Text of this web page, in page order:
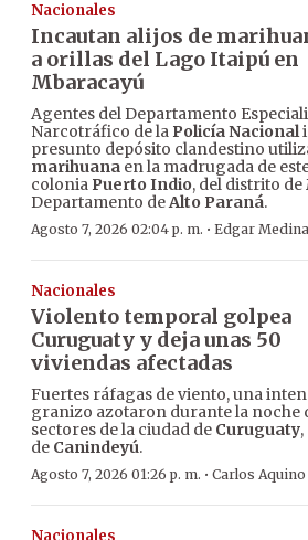
Nacionales
Incautan alijos de
a orillas del Lago Itaipú en
Mbaracayú
Agentes del Departamento
Narcotráfico de la Policía Nacional
presunto depósito clandestino
marihuana en la madrugada de
colonia Puerto Indio, del distrito de
Departamento deAlto Paraná.
Agosto 7, 2026 02:04 p. m. · Edgar Medina
Nacionales
Violento temporal golpea
Curuguaty y deja unas 50
viviendas afectadas
Fuertes ráfagas de viento, una
granizo azotaron durante la noche
sectores de la ciudad de Curuguaty
de Canindeyú.
Agosto 7, 2026 01:26 p. m. · Carlos Aquino